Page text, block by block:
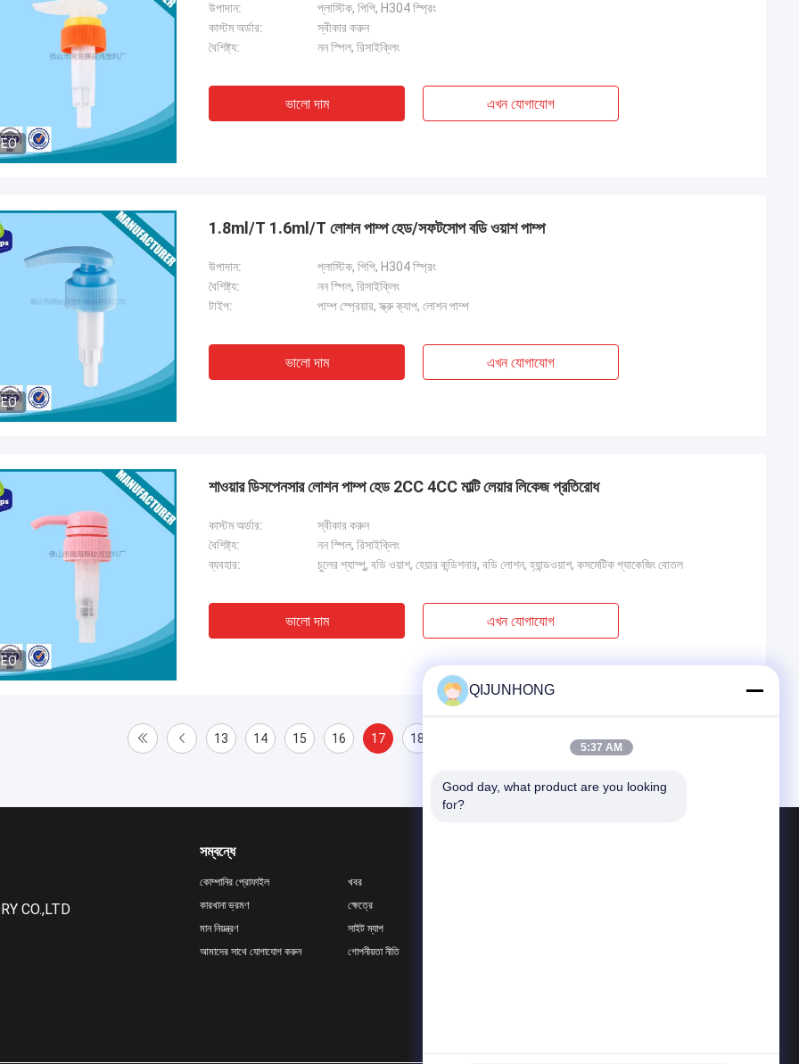
উপাদান:
প্লাস্টিক, পিপি, H304 স্প্রিং
কাস্টম অর্ডার:
স্বীকার করুন
বৈশিষ্ট্য:
নন স্পিল, রিসাইক্লিং
ভালো দাম এখন যোগাযোগ
1.8ml/T 1.6ml/T লোশন পাম্প হেড/সফটসোপ বডি ওয়াশ পাম্প
উপাদান:
প্লাস্টিক, পিপি, H304 স্প্রিং
বৈশিষ্ট্য:
নন স্পিল, রিসাইক্লিং
টাইপ:
পাম্প স্প্রেয়ার, স্ক্রু ক্যাপ, লোশন পাম্প
ভালো দাম এখন যোগাযোগ
শাওয়ার ডিসপেনসার লোশন পাম্প হেড 2CC 4CC মাল্টি লেয়ার লিকেজ প্রতিরোধ
কাস্টম অর্ডার:
স্বীকার করুন
বৈশিষ্ট্য:
নন স্পিল, রিসাইক্লিং
ব্যবহার:
চুলের শ্যাম্পু, বডি ওয়াশ, হেয়ার কন্ডিশনার, বডি লোশন, হ্যান্ডওয়াশ, কসমেটিক প্যাকেজিং বোতল
ভালো দাম এখন যোগাযোগ
13 14 15 16 17 18
CO.,LTD
সম্বন্ধে
কোম্পানির প্রোফাইল
কারখানা ভ্রমণ
মান নিয়ন্ত্রণ
আমাদের সাথে যোগাযোগ করুন
খবর
ক্ষেত্রে
সাইট ম্যাপ
গোপনীয়তা নীতি
QIJUNHONG
5:37 AM
Good day, what product are you looking
for?